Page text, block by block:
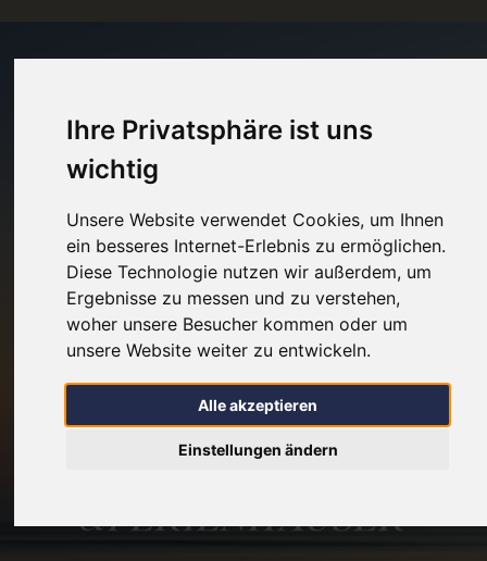
Ihre Privatsphäre ist uns
wichtig
Unsere Website verwendet Cookies, um Ihnen
ein besseres Internet-Erlebnis zu ermöglichen.
Diese Technologie nutzen wir außerdem, um
Ergebnisse zu messen und zu verstehen,
woher unsere Besucher kommen oder um
unsere Website weiter zu entwickeln.
Alle akzeptieren
Einstellungen ändern